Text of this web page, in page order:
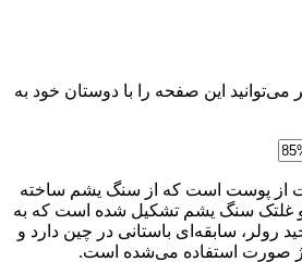
می‌توانید این صفحه را با دوستان خود به
از پوست است که از سنگ یشم ساخته
غلتک سنگ یشم تشکیل شده است که به
رولر، سابقه‌ای باستانی در چین دارد و
صورت استفاده می‌شده است.